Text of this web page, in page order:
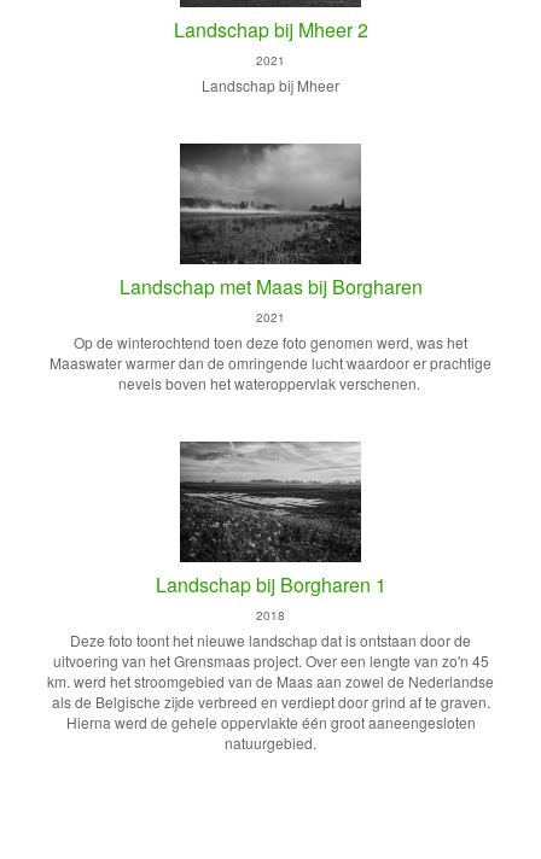
Landschap bij Mheer 2
2021
Landschap bij Mheer
Landschap met Maas bij Borgharen
2021
Op de winterochtend toen deze foto genomen werd, was het
Maaswater warmer dan de omringende lucht waardoor er prachtige
nevels boven het wateroppervlak verschenen.
Landschap bij Borgharen 1
2018
Deze foto toont het nieuwe landschap dat is ontstaan door de
uitvoering van het Grensmaas project. Over een lengte van zo'n 45
km. werd het stroomgebied van de Maas aan zowel de Nederlandse
als de Belgische zijde verbreed en verdiept door grind af te graven.
Hierna werd de gehele oppervlakte één groot aaneengesloten
natuurgebied.